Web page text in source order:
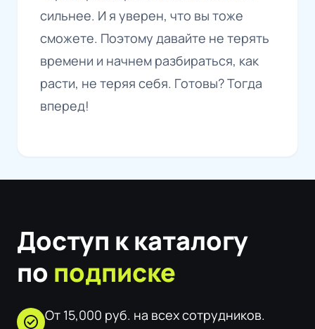
сильнее. И я уверен, что вы тоже
сможете. Поэтому давайте не терять
времени и начнем разбираться, как
расти, не теряя себя. Готовы? Тогда
вперед!
Доступ к каталогу
по подписке
check_circle От 15,000 руб. на всех сотрудников.